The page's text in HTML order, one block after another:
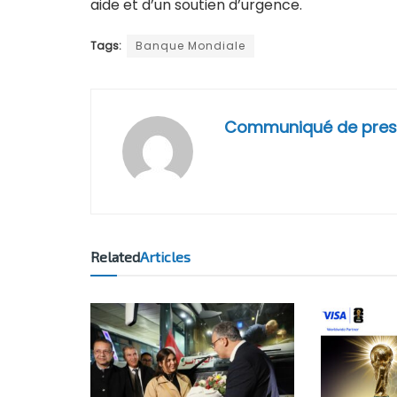
aide et d’un soutien d’urgence.
Tags: Banque Mondiale
Communiqué de
RelatedArticles